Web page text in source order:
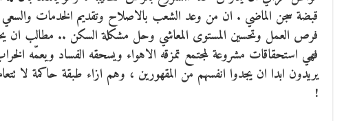
قبضة سجن الماضي . ان من وعد الشعب بالاصلاح وتقديم الخدمات والسعي
فرص العمل وتحسين المستوى المعاشي وحل مشكلة السكن .. مطالب ان
فهي استحقاقات مشروعة لمجتمع تمزقه الاهواء ويسحقه الفساد ويعمّه
يريدون ابدا ان يجدوا انفسهم من المقهورين ، وهم ازاء طبقة حاكمة لا
!